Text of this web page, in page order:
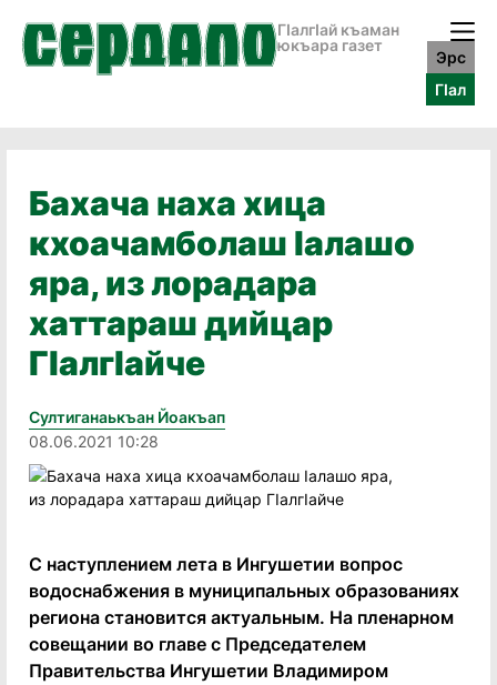
ГӀалгӀай къаман
юкъара газет
Эрс
ГӀал
Бахача наха хица
кхоачамболаш Iалашо
яра, из лорадара
хаттараш дийцар
ГIалгIайче
Султиганаькъан Йоакъап
08.06.2021 10:28
С наступлением лета в Ингушетии вопрос
водоснабжения в муниципальных образованиях
региона становится актуальным. На пленарном
совещании во главе с Председателем
Правительства Ингушетии Владимиром